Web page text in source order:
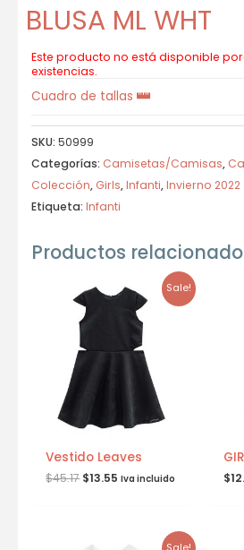
BLUSA ML WHT
Este producto no está disponible
existencias.
Cuadro de tallas
SKU: 50999
Categorías: Camisetas/Camisas,
Colección, Girls,Infanti,Invierno 2022
Etiqueta: Infanti
Productos
Sale!
Vestido Leaves
$45.17 $13.55 Iva incluido $